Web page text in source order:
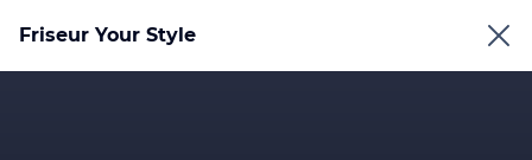
Friseur Your Style